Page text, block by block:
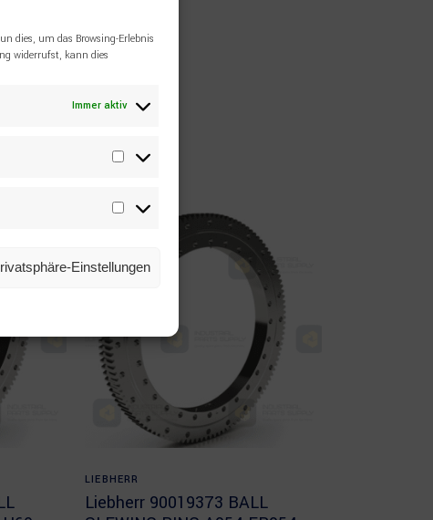
dies, um das Browsing-Erlebnis
widerrufst, kann dies
Immer aktiv
Statistiken
Marketing
Einstellungen
LIEBHERR
Liebherr 90019373 BALL